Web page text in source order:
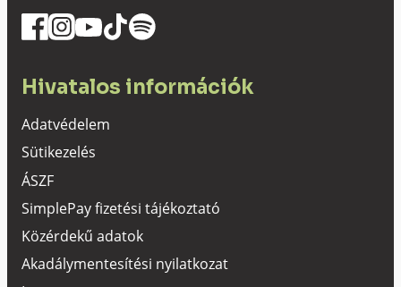
Hivatalos információk
Adatvédelem
Sütikezelés
ÁSZF
SimplePay fizetési tájékoztató
Közérdekű adatok
Akadálymentesítési nyilatkozat